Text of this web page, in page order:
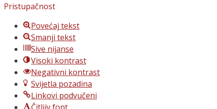
Pristupačnost
Povećaj tekst
Smanji tekst
Sive nijanse
Visoki kontrast
Negativni kontrast
Svijetla pozadina
Linkovi podvučeni
Čitljiv font